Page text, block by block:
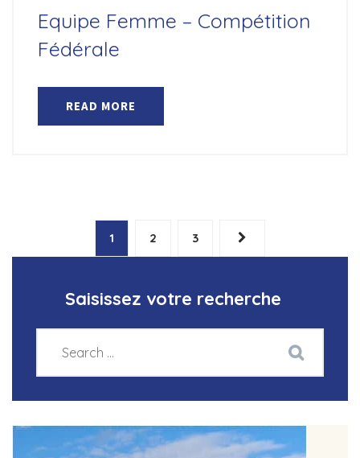
Equipe Femme – Compétition
Fédérale
READ MORE
Pagination
des
publications
1 2 3
Saisissez votre recherche